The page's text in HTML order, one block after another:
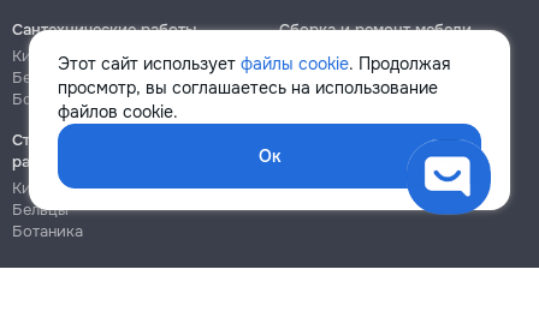
Этот сайт использует файлы cookie. Продолжая
просмотр, вы соглашаетесь на использование
файлов cookie.
Ок
Сантехнические работы
Кишинёв
Бельцы
Ботаника
Сборка и ремонт мебели
Кишинёв
Ботаника
Строительно-монтажные
работы
Кишинёв
Бельцы
Ботаника